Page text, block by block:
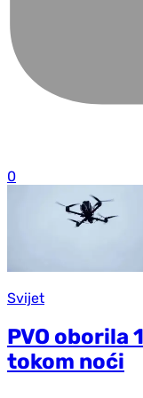
0
Svijet
PVO oborila
tokom noći